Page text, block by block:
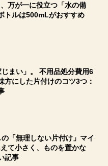
万が一に役立つ「水の備
トルは500mLがおすすめ
まい」。 不用品処分費用6
方にした片付けのコツ3つ：
「無理しない片付け」マイ
て小さく、ものを置かな
記事